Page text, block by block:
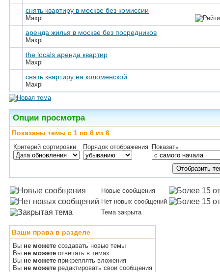
снять квартиру в москве без комиссии
Maxpl
аренда жилья в москве без посредников
Maxpl
the locals аренда квартир
Maxpl
снять квартиру на коломенской
Maxpl
Опции просмотра
Показаны темы с 1 по 6 из 6
Критерий сортировки Порядок отображения Показать
Новые сообщения
Нет новых сообщений
Тема закрыта
Ваши права в разделе
Вы не можете создавать новые темы
Вы не можете отвечать в темах
Вы не можете прикреплять вложения
Вы не можете редактировать свои сообщения